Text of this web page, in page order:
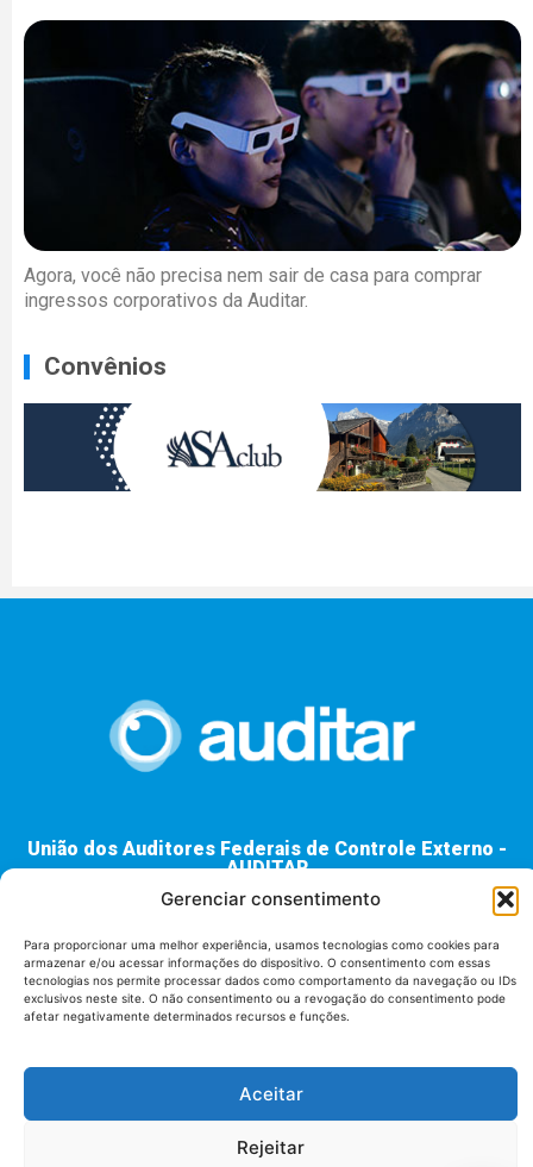
Gerenciar consentimento
Para proporcionar uma melhor experiência, usamos tecnologias como cookies para
armazenar e/ou acessar informações do dispositivo. O consentimento com essas
tecnologias nos permite processar dados como comportamento da navegação ou IDs
exclusivos neste site. O não consentimento ou a revogação do consentimento pode
afetar negativamente determinados recursos e funções.
Aceitar
Rejeitar
Agora, você não precisa nem sair de casa para comprar
ingressos corporativos da Auditar.
Convênios
União dos Auditores Federais de Controle Externo -
AUDITAR
Setor de Administração Federal Sul (SAF/Sul), Qd. 04, Lt. 01
Tribunal de Contas da União (TCU), Subsolo, Sala S04
Telefone: (61)3527-7292
Política de